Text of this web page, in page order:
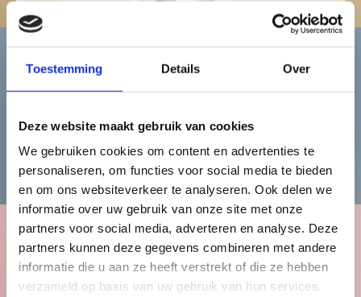
Toestemming Details Over
Deze website maakt gebruik van cookies
We gebruiken cookies om content en advertenties te
personaliseren, om functies voor social media te bieden
en om ons websiteverkeer te analyseren. Ook delen we
informatie over uw gebruik van onze site met onze
partners voor social media, adverteren en analyse. Deze
partners kunnen deze gegevens combineren met andere
informatie die u aan ze heeft verstrekt of die ze hebben
verzameld op basis van uw gebruik van hun services.
Heren
Bekijk de herencollectie
Kinderen